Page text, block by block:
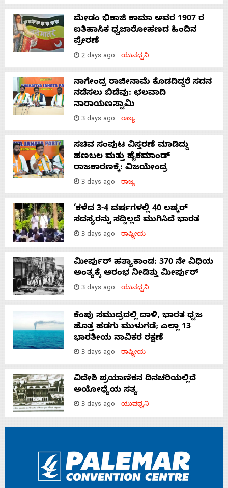
ಮೇಡಂ ಭಿಕಾಜಿ ಕಾಮಾ ಅವರ 1907 ರ
ಐತಿಹಾಸಿಕ ಧ್ವಜಾರೋಹಣದ ಹಿಂದಿನ
ಪ್ರೇರಣೆ
2 days ago ಯುವಧ್ವನಿ
ನಾಗೇಂದ್ರ ರಾಜೀನಾಮೆ ಕೊಡದಿದ್ದರೆ ಸದನ
ನಡೆಸಲು ಬಿಡೆವು: ಛಲವಾದಿ
ನಾರಾಯಣಸ್ವಾಮಿ
3 days ago ರಾಜ್ಯ
ಸಚಿವ ಸಂಪುಟ ವಿಸ್ತರಣೆ ಮಾಡಿದ್ದು
ಹಣಬಲ ಮತ್ತು ಹೈಕಮಾಂಡ್
ರಾಜಕಾರಣಕ್ಕೆ: ವಿಜಯೇಂದ್ರ
3 days ago ರಾಜ್ಯ
‘ಕಳೆದ 3-4 ವರ್ಷಗಳಲ್ಲಿ 40 ಲಷ್ಕರ್
ಸದಸ್ಯರನ್ನು ಸದ್ದಿಲ್ಲದೆ ಮುಗಿಸಿದೆ ಭಾರತ
3 days ago ರಾಷ್ಟ್ರೀಯ
ಮೀರ್ಪುರ್ ಹತ್ಯಾಕಾಂಡ: 370 ನೇ ವಿಧಿಯ
ಅಂತ್ಯಕ್ಕೆ ಆರಂಭ ನೀಡಿತ್ತು ಮೀರ್ಪುರ್
3 days ago ಯುವಧ್ವನಿ
ಕೆಂಪು ಸಮುದ್ರದಲ್ಲಿ ದಾಳಿ, ಭಾರತ ಧ್ವಜ
ಹೊತ್ತ ಹಡಗು ಮುಳುಗಡೆ; ಎಲ್ಲಾ 13
ಭಾರತೀಯ ನಾವಿಕರ ರಕ್ಷಣೆ
3 days ago ರಾಷ್ಟ್ರೀಯ
ವಿದೇಶಿ ಪ್ರಯಾಣಿಕನ ದಿನಚರಿಯಲ್ಲಿದೆ
ಅಯೋಧ್ಯೆಯ ಸತ್ಯ
3 days ago ಯುವಧ್ವನಿ